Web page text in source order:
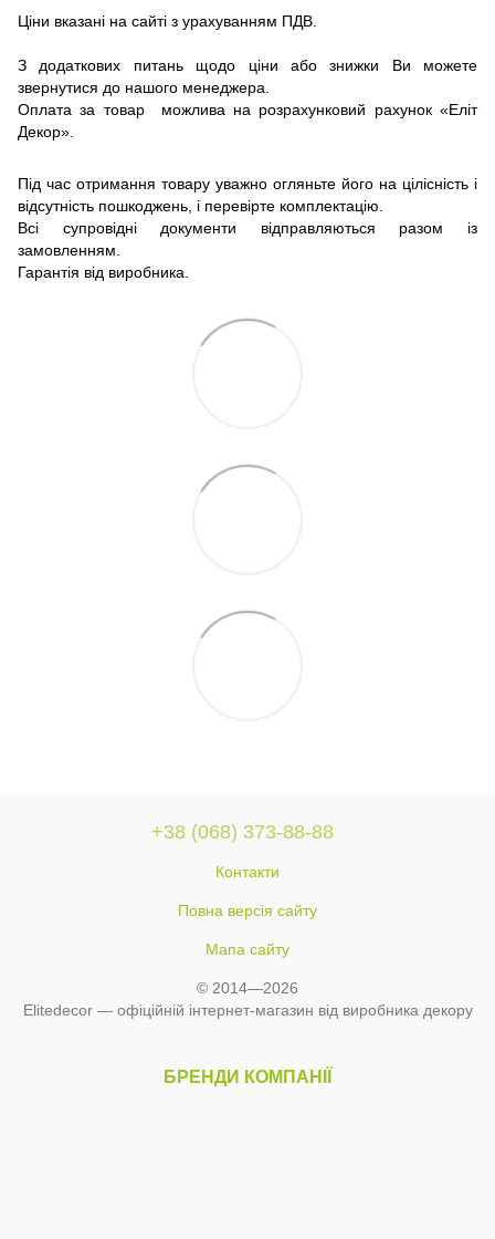
Ціни вказані на сайті з урахуванням ПДВ.
З додаткових питань щодо ціни або знижки Ви можете
звернутися до нашого менеджера.
Оплата за товар можлива на розрахунковий рахунок «Еліт
Декор».
Під час отримання товару уважно огляньте його на цілісність і
відсутність пошкоджень, і перевірте комплектацію.
Всі супровідні документи відправляються разом із
замовленням.
Гарантія від виробника.
+38 (068) 373-88-88
Контакти
Повна версія сайту
Мапа сайту
© 2014—2026
Elitedecor — офіційній інтернет-магазин від виробника декору
БРЕНДИ КОМПАНІЇ